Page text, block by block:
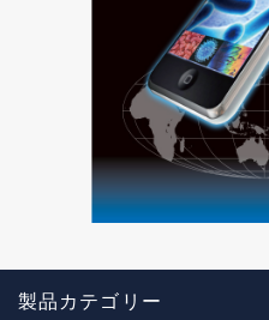
製品カテゴリー